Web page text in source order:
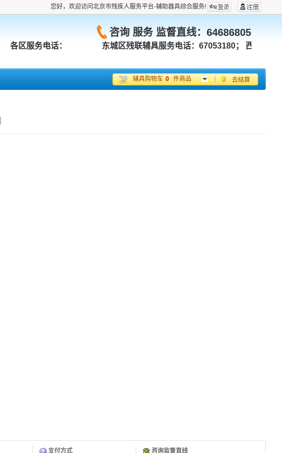
您好，欢迎访问北京市残疾人服务平台-辅助器具综合服务!
咨询 服务 监督直线： 64686805
各区服务电话： 东城区残联辅具服务电话：67053180； 西城区残
辅具购物车 0 件商品 去结算
支付方式 咨询监督直线